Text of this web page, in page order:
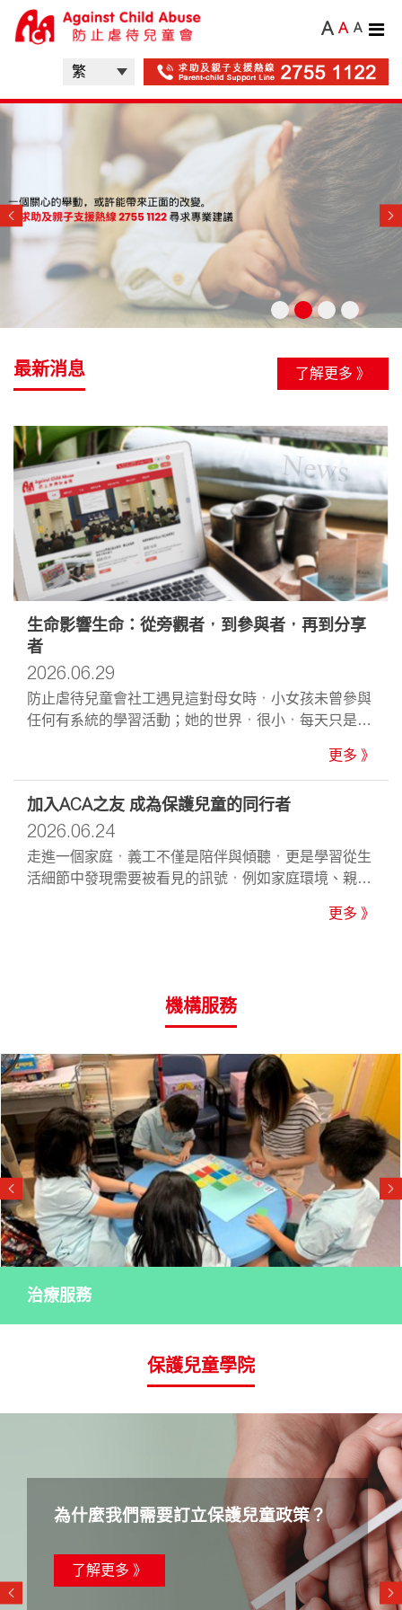
A A A
《強制舉報虐待兒童條例》實施
了解更多 》
協助兒童紓緩情緒和學習處理情緒
的正確方法
了解更多 》
最新消息 了解更多 》
生命影響生命：從旁觀者，到參與者，再到分享
者
2026.06.29
防止虐待兒童會社工遇見這對母女時，小女孩未曾參與
任何有系統的學習活動；她的世界，很小，每天只是跟
更多 》
加入ACA之友 成為保護兒童的同行者
2026.06.24
走進一個家庭，義工不僅是陪伴與傾聽，更是學習從生
活細節中發現需要被看見的訊號，例如家庭環境、親子
更多 》
機構服務
治療服務
保護兒童學院
為什麼我們需要訂立保護兒童政策？
了解更多 》